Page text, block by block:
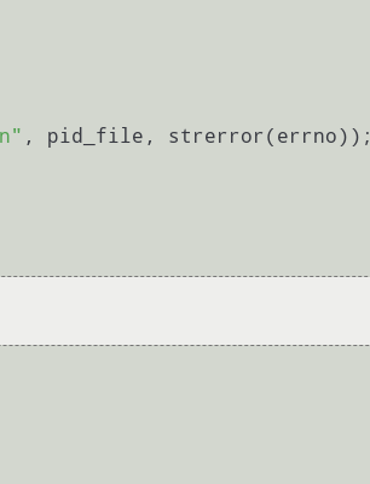
, pid_file, strerror(errno));